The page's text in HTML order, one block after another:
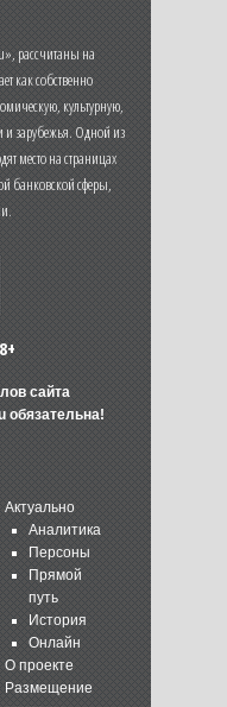
рассчитаны на
как собственно
культурную,
и зарубежья. Одной из
место на страницах
банковской сферы,
сайта
обязательна!
Актуально
Аналитика
Персоны
Прямой
путь
История
Онлайн
О проекте
Размещение